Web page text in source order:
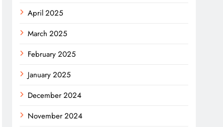
April 2025
March 2025
February 2025
January 2025
December 2024
November 2024